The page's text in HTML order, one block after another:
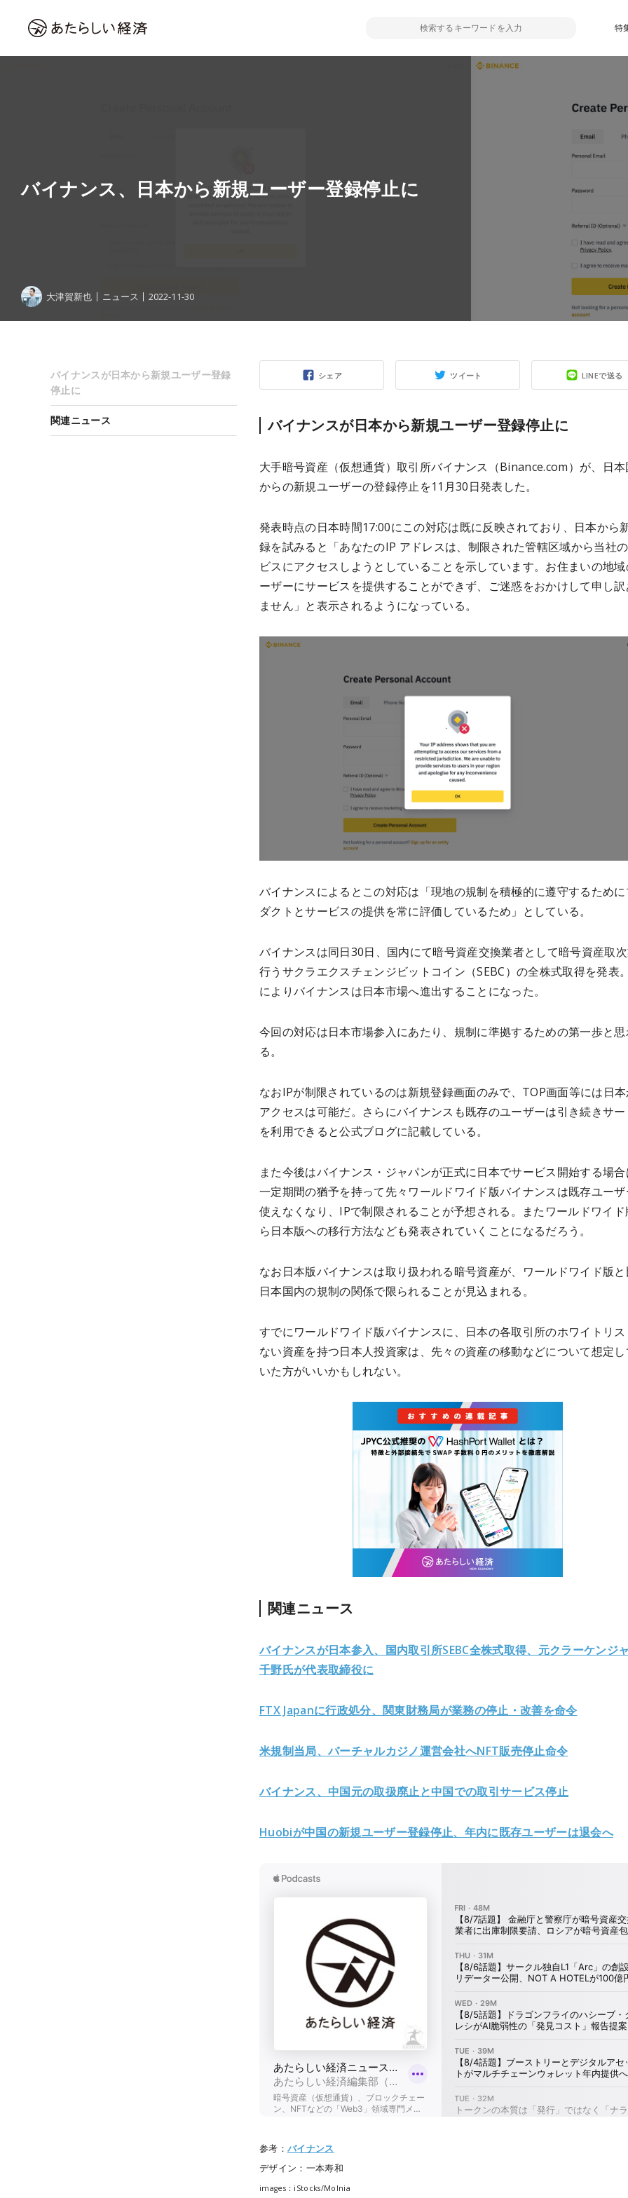
特
バイナンス、日本から新規ユーザー登録停止に
大津賀新也 ニュース 2022-11-30
シェア ツイート LINEで送る
バイナンスが日本から新規ユーザー登録停止に
大手暗号資産（仮想通貨）取引所バイナンス（Binance.com）が、日
からの新規ユーザーの登録停止を11月30日発表した。
発表時点の日本時間17:00にこの対応は既に反映されており、日本から
録を試みると「あなたのIP アドレスは、制限された管轄区域から当社
ビスにアクセスしようとしていることを示しています。お住まいの地
ーザーにサービスを提供することができず、ご迷惑をおかけして申し
ません」と表示されるようになっている。
バイナンスによるとこの対応は「現地の規制を積極的に遵守するため
ダクトとサービスの提供を常に評価しているため」としている。
バイナンスは同日30日、国内にて暗号資産交換業者として暗号資産取
行うサクラエクスチェンジビットコイン（SEBC）の全株式取得を発表
によりバイナンスは日本市場へ進出することになった。
今回の対応は日本市場参入にあたり、規制に準拠するための第一歩と
る。
なおIPが制限されているのは新規登録画面のみで、TOP画面等には日
アクセスは可能だ。さらにバイナンスも既存のユーザーは引き続きサ
を利用できると公式ブログに記載している。
また今後はバイナンス・ジャパンが正式に日本でサービス開始する場
一定期間の猶予を持って先々ワールドワイド版バイナンスは既存ユー
使えなくなり、IPで制限されることが予想される。またワールドワイ
ら日本版への移行方法なども発表されていくことになるだろう。
なお日本版バイナンスは取り扱われる暗号資産が、ワールドワイド版
日本国内の規制の関係で限られることが見込まれる。
すでにワールドワイド版バイナンスに、日本の各取引所のホワイトリ
ない資産を持つ日本人投資家は、先々の資産の移動などについて想定
いた方がいいかもしれない。
関連ニュース
バイナンスが日本参入、国内取引所SEBC全株式取得、元クラーケンジ
千野氏が代表取締役に
FTX Japanに行政処分、関東財務局が業務の停止・改善を命令
米規制当局、バーチャルカジノ運営会社へNFT販売停止命令
バイナンス、中国元の取扱廃止と中国での取引サービス停止
Huobiが中国の新規ユーザー登録停止、年内に既存ユーザーは退会へ
参考： バイナンス
デザイン：一本寿和
images：iStocks/Molnia
バイナンスが日本から新規ユーザー登録
停止に
関連ニュース